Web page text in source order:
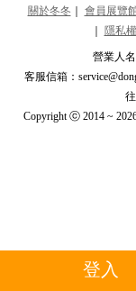
吳書綺
小如
關於冬冬 ｜ 會員展覽
｜ 隱私
營業人
客服信箱：
Copyright ⓒ 2014 ~
登入